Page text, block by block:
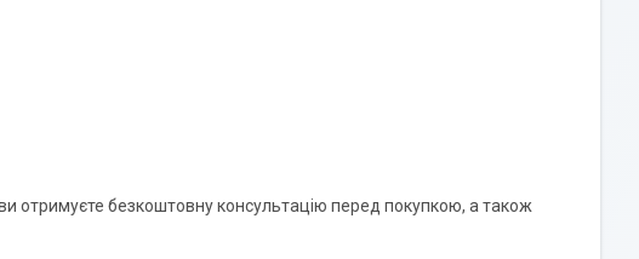
отримуєте безкоштовну консультацію перед покупкою, а також